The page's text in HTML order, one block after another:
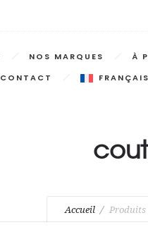
NOS MARQUES À
CONTACT FRANÇAIS
Accueil Produits